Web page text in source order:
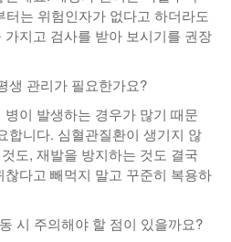
는 위험인자가 없다고 하더라도
지고 검사를 받아 보시기를 권장
생 관리가 필요한가요?
이 발생하는 경우가 많기 때문
합니다. 심혈관질환이 생기지 않
도, 재발을 방지하는 것도 결국
다고 빼먹지 말고 꾸준히 복용하
시 주의해야 할 점이 있을까요?